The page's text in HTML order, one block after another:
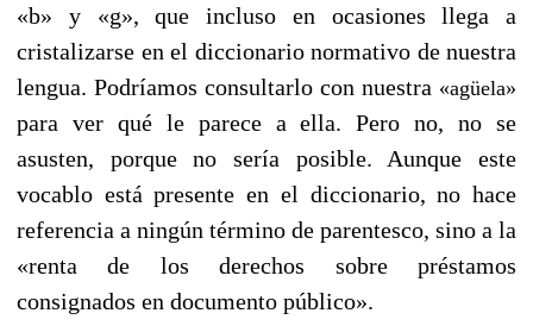
«b» y «g», que incluso en ocasiones llega a
cristalizarse en el diccionario normativo de nuestra
lengua. Podríamos consultarlo con nuestra «agüela»
para ver qué le parece a ella. Pero no, no se
asusten, porque no sería posible. Aunque este
vocablo está presente en el diccionario, no hace
referencia a ningún término de parentesco, sino a la
«renta de los derechos sobre préstamos
consignados en documento público».